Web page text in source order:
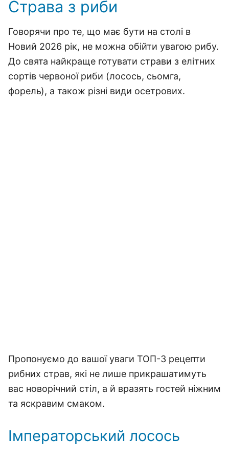
Страва з риби
Говорячи про те, що має бути на столі в
Новий 2026 рік, не можна обійти увагою рибу.
До свята найкраще готувати страви з елітних
сортів червоної риби (лосось, сьомга,
форель), а також різні види осетрових.
Пропонуємо до вашої уваги ТОП-3 рецепти
рибних страв, які не лише прикрашатимуть
вас новорічний стіл, а й вразять гостей ніжним
та яскравим смаком.
Імператорський лосось